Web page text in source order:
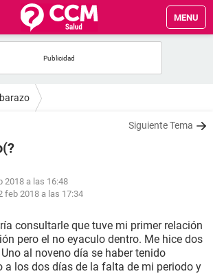
MENU
Siguiente Tema
2018 a las 16:48
feb 2018 a las 17:34
consultarle que tuve mi primer relación
pero el no eyaculo dentro. Me hice dos
al noveno día se haber tenido
a los dos días de la falta de mi periodo y